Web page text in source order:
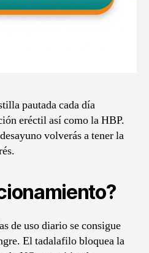
pautada cada día
eréctil así como la HBP.
volverás a tener la
de uso diario se consigue
El tadalafilo bloquea la